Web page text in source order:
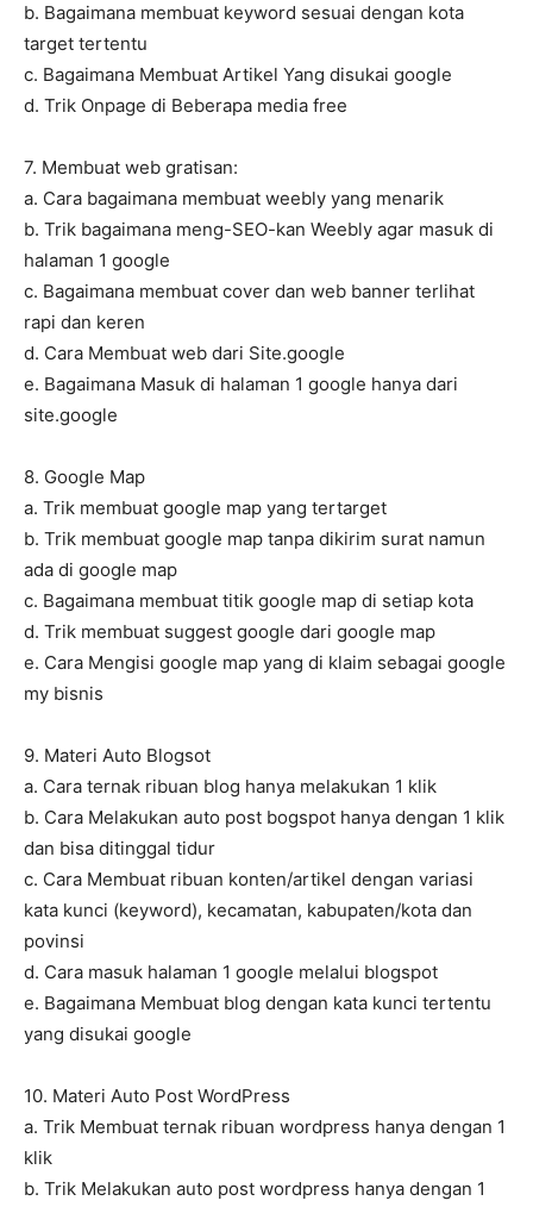
b. Bagaimana membuat keyword sesuai dengan kota
target tertentu
c. Bagaimana Membuat Artikel Yang disukai google
d. Trik Onpage di Beberapa media free
7. Membuat web gratisan:
a. Cara bagaimana membuat weebly yang menarik
b. Trik bagaimana meng-SEO-kan Weebly agar masuk di
halaman 1 google
c. Bagaimana membuat cover dan web banner terlihat
rapi dan keren
d. Cara Membuat web dari Site.google
e. Bagaimana Masuk di halaman 1 google hanya dari
site.google
8. Google Map
a. Trik membuat google map yang tertarget
b. Trik membuat google map tanpa dikirim surat namun
ada di google map
c. Bagaimana membuat titik google map di setiap kota
d. Trik membuat suggest google dari google map
e. Cara Mengisi google map yang di klaim sebagai google
my bisnis
9. Materi Auto Blogsot
a. Cara ternak ribuan blog hanya melakukan 1 klik
b. Cara Melakukan auto post bogspot hanya dengan 1 klik
dan bisa ditinggal tidur
c. Cara Membuat ribuan konten/artikel dengan variasi
kata kunci (keyword), kecamatan, kabupaten/kota dan
povinsi
d. Cara masuk halaman 1 google melalui blogspot
e. Bagaimana Membuat blog dengan kata kunci tertentu
yang disukai google
10. Materi Auto Post WordPress
a. Trik Membuat ternak ribuan wordpress hanya dengan 1
klik
b. Trik Melakukan auto post wordpress hanya dengan 1